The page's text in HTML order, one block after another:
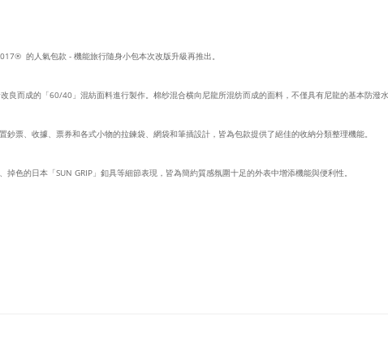
的人氣包款 - 機能旅行隨身小包本次改版升級再推出。
而成的「60/40」混紡面料進行製作。棉纱混合横向尼龍所混纺而成的面料，不僅具有尼龍的基本防潑
票、收據、票券和各式小物的拉鍊袋、網袋和筆插設計，皆為包款提供了絕佳的收納分類整理機能。
色的日本「SUN GRIP」釦具等細節表現，皆為簡約質感氛圍十足的外表中增添機能與便利性。